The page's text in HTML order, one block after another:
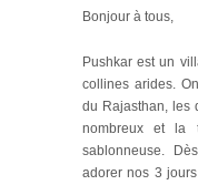
Bonjour à tous,
Pushkar est un
collines arides.
du Rajasthan, les
nombreux et la
sablonneuse.
adorer nos 3